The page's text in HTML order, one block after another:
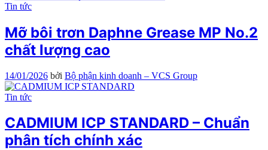
Tin tức
Mỡ bôi trơn Daphne Grease MP No.2
chất lượng cao
14/01/2026 bởi Bộ phận kinh doanh – VCS Group
Tin tức
CADMIUM ICP STANDARD – Chuẩn
phân tích chính xác